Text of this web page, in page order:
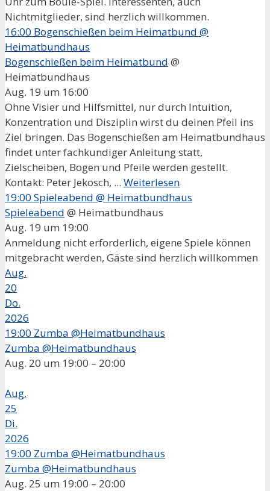
Nichtmitglieder, sind herzlich willkommen.
16:00 Bogenschießen beim Heimatbund @
Heimatbundhaus
Bogenschießen beim Heimatbund @
Heimatbundhaus
Aug. 19 um 16:00
Ohne Visier und Hilfsmittel, nur durch Intuition,
Konzentration und Disziplin wirst du deinen Pfeil ins
Ziel bringen. Das Bogenschießen am Heimatbundhaus
findet unter fachkundiger Anleitung statt,
Zielscheiben, Bogen und Pfeile werden gestellt.
Kontakt: Peter Jekosch, ... Weiterlesen
19:00 Spieleabend @ Heimatbundhaus
Spieleabend @ Heimatbundhaus
Aug. 19 um 19:00
Anmeldung nicht erforderlich, eigene Spiele können
mitgebracht werden, Gäste sind herzlich willkommen
Aug.
20
Do.
2026
19:00 Zumba @Heimatbundhaus
Zumba @Heimatbundhaus
Aug. 20 um 19:00 – 20:00
Aug.
25
Di.
2026
19:00 Zumba @Heimatbundhaus
Zumba @Heimatbundhaus
Aug. 25 um 19:00 – 20:00